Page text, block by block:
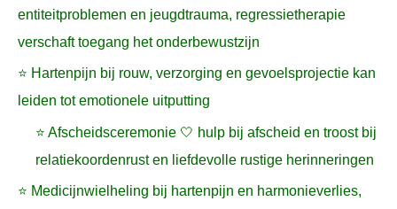
entiteitproblemen en jeugdtrauma, regressietherapie
verschaft toegang het onderbewustzijn
⭐ Hartenpijn bij rouw, verzorging en gevoelsprojectie kan
leiden tot emotionele uitputting
⭐ Afscheidsceremonie 🤍 hulp bij afscheid en troost bij
relatiekoordenrust en liefdevolle rustige herinneringen
⭐ Medicijnwielheling bij hartenpijn en harmonieverlies,